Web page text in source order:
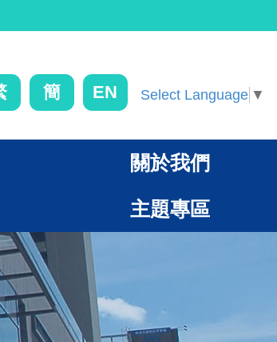
簡 EN Select Language ▼
關於我們
主題專區